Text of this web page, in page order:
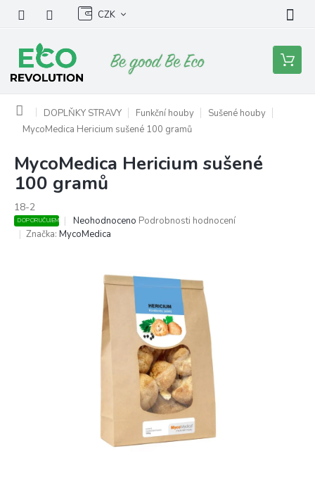
obsah
CZK
Nákupní
košík
Domů DOPLŇKY STRAVY Funkční houby
Sušené houby
MycoMedica Hericium sušené 100 gramů
MycoMedica Hericium sušené
100 gramů
18-2
DOPORUČUJEME
Průměrné
hodnocení
hvězdiček.
Neohodnoceno Podrobnosti hodnocení
Značka: MycoMedica